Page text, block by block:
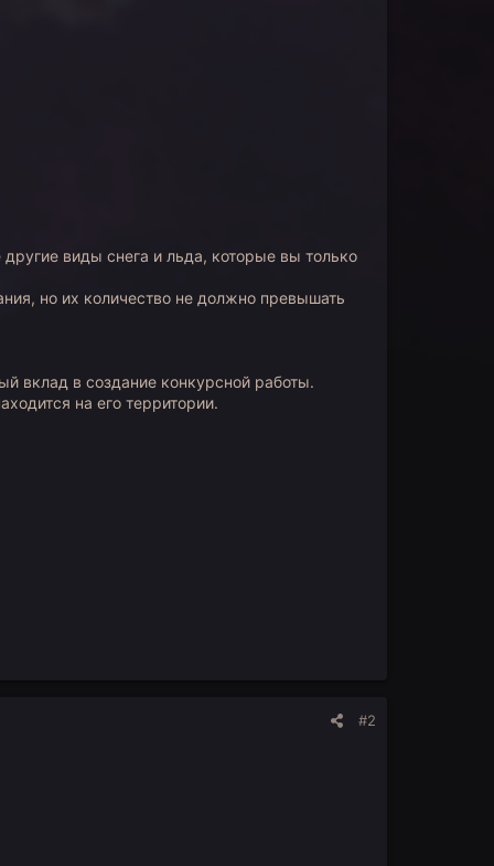
виды снега и льда, которые вы только
но их количество не должно превышать
вклад в создание конкурсной работы.
на его территории.
#2